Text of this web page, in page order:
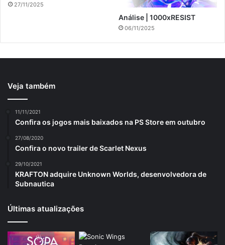
27/11/2025
Análise | 1000xRESIST
06/11/2025
Veja também
11/11/2021
Confira os jogos mais baixados na PS Store em outubro
27/08/2020
Confira o novo trailer de Scarlet Nexus
29/10/2021
KRAFTON adquire Unknown Worlds, desenvolvedora de
Subnautica
Últimas atualizações